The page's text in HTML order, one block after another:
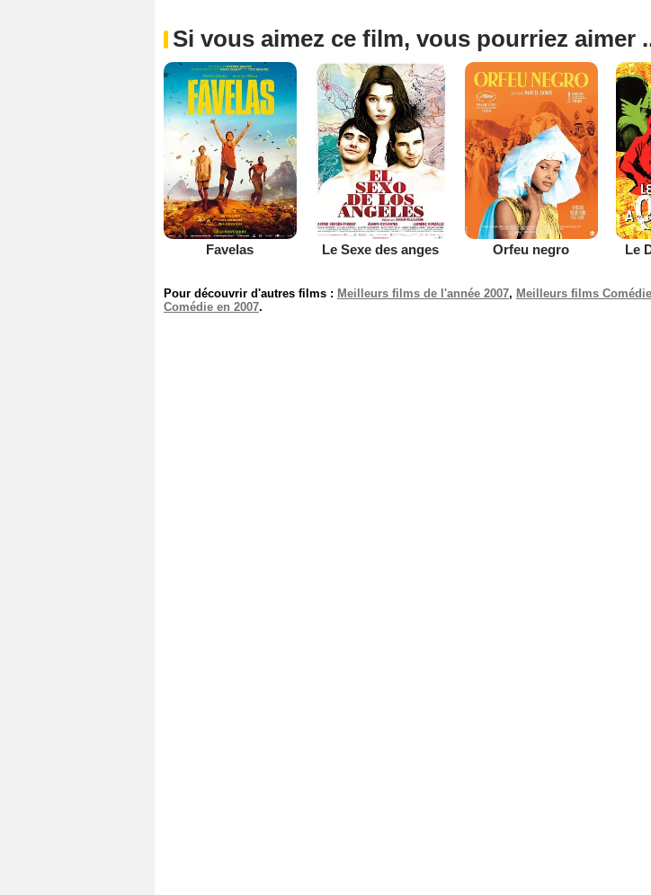
Si vous aimez ce film, vous pourriez aimer
Favelas Le Sexe des anges Orfeu negro Le
Pour découvrir d'autres films : Meilleurs films de l'année 2007, Meilleurs films Comédie
Comédie en 2007.